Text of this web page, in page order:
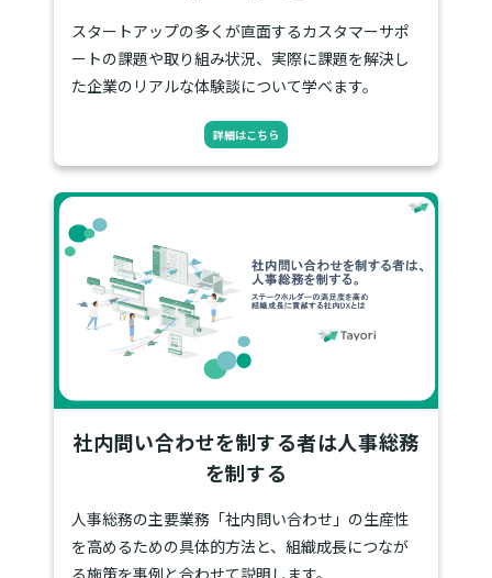
スタートアップの多くが直面するカスタマーサポ
ートの課題や取り組み状況、実際に課題を解決し
た企業のリアルな体験談について学べます。
詳細はこちら
社内問い合わせを制する者は人事総務
を制する
人事総務の主要業務「社内問い合わせ」の生産性
を高めるための具体的方法と、組織成長につなが
る施策を事例と合わせて説明します。